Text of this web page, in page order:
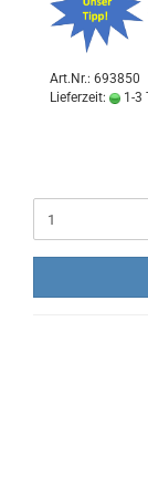
Art.Nr.: 693850
Lieferzeit:
1-3